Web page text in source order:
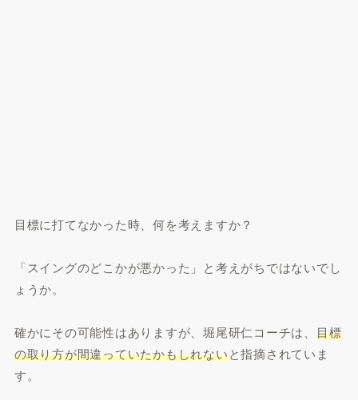
目標に打てなかった時、何を考えますか？
「スイングのどこかが悪かった」と考えがちではないでし
ょうか。
確かにその可能性はありますが、堀尾研仁コーチは、 目標
の取り方が間違っていたかもしれないと指摘されていま
す。